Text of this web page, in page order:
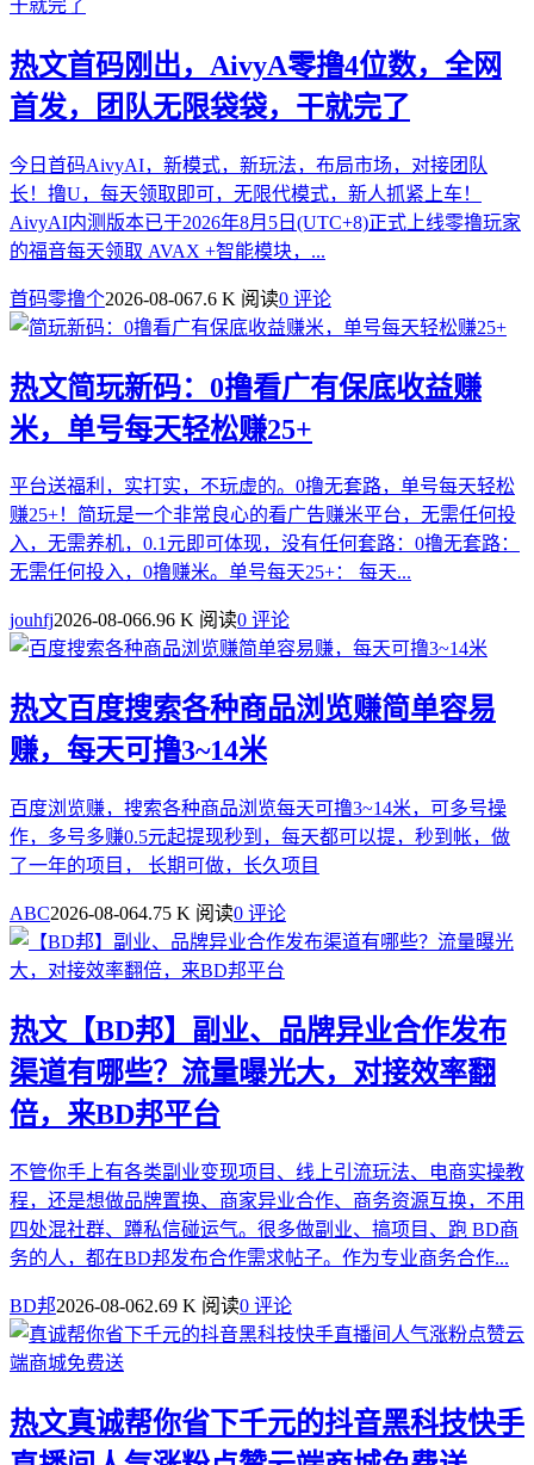
热文首码刚出，AivyA零撸4位数，全网
首发，团队无限袋袋，干就完了
今日首码AivyAI，新模式，新玩法，布局市场，对接团队
长！撸U，每天领取即可，无限代模式，新人抓紧上车！
AivyAI内测版本已于2026年8月5日(UTC+8)正式上线零撸玩家
的福音每天领取 AVAX +智能模块，...
首码零撸个2026-08-067.6 K 阅读0 评论
热文简玩新码：0撸看广有保底收益赚
米，单号每天轻松赚25+
平台送福利，实打实，不玩虚的。0撸无套路，单号每天轻松
赚25+！简玩是一个非常良心的看广告赚米平台，无需任何投
入，无需养机，0.1元即可体现，没有任何套路：0撸无套路：
无需任何投入，0撸赚米。单号每天25+： 每天...
jouhfj2026-08-066.96 K 阅读0 评论
热文百度搜索各种商品浏览赚简单容易
赚，每天可撸3~14米
百度浏览赚，搜索各种商品浏览每天可撸3~14米，可多号操
作，多号多赚0.5元起提现秒到，每天都可以提，秒到帐，做
了一年的项目， 长期可做，长久项目
ABC2026-08-064.75 K 阅读0 评论
热文 【BD邦】副业、品牌异业合作发布
渠道有哪些？流量曝光大，对接效率翻
倍，来BD邦平台
不管你手上有各类副业变现项目、线上引流玩法、电商实操教
程，还是想做品牌置换、商家异业合作、商务资源互换，不用
四处混社群、蹲私信碰运气。很多做副业、搞项目、跑 BD商
务的人，都在BD邦发布合作需求帖子。作为专业商务合作...
BD邦2026-08-062.69 K 阅读0 评论
热文真诚帮你省下千元的抖音黑科技快手